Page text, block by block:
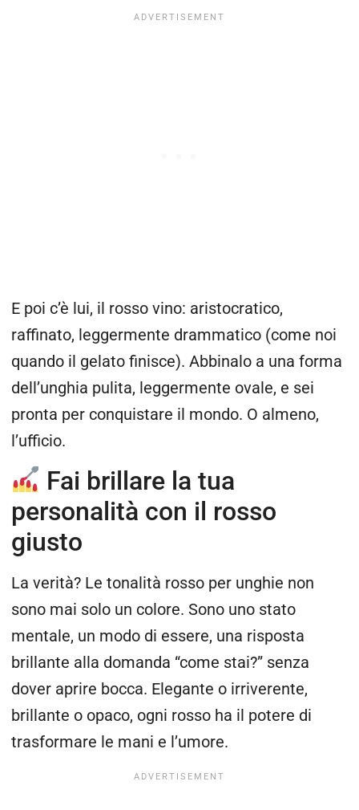
E poi c’è lui, il rosso vino: aristocratico,
raffinato, leggermente drammatico (come noi
quando il gelato finisce). Abbinalo a una forma
dell’unghia pulita, leggermente ovale, e sei
pronta per conquistare il mondo. O almeno,
l’ufficio.
Fai brillare la tua
personalità con il rosso
giusto
La verità? Le tonalità rosso per unghie non
sono mai solo un colore. Sono uno stato
mentale, un modo di essere, una risposta
brillante alla domanda “come stai?” senza
dover aprire bocca. Elegante o irriverente,
brillante o opaco, ogni rosso ha il potere di
trasformare le mani e l’umore.